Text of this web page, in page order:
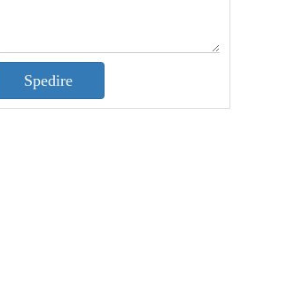
Spedire